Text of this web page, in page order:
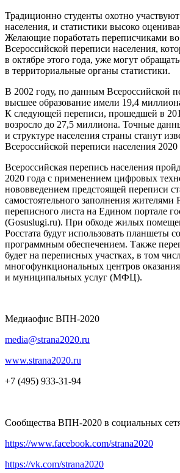
Традиционно студенты охотно
населения, и статистики высоко
Желающие поработать переписчиками
Всероссийской переписи населения,
в октябре этого года, уже могут
в территориальные органы статистики.
В 2002 году, по данным Всероссийской
высшее образование имели 19,4
К следующей переписи, прошедшей в
возросло до 27,5 миллиона. Точные
и структуре населения страны станут
Всероссийской переписи населения 2020
Всероссийская перепись населения
2020 года с применением цифровых
нововведением предстоящей переписи
самостоятельного заполнения жителями
переписного листа на Едином портале
(Gosuslugi.ru). При обходе жилых
Росстата будут использовать планшеты
программным обеспечением. Также
будет на переписных участках, в том
многофункциональных центров
и муниципальных услуг (МФЦ).
Медиаофис ВПН-2020
media@strana2020.ru
www.strana2020.ru
+7 (495) 933-31-94
Сообщества ВПН-2020 в социальных
https://www.facebook.com/strana2020
https://vk.com/strana2020